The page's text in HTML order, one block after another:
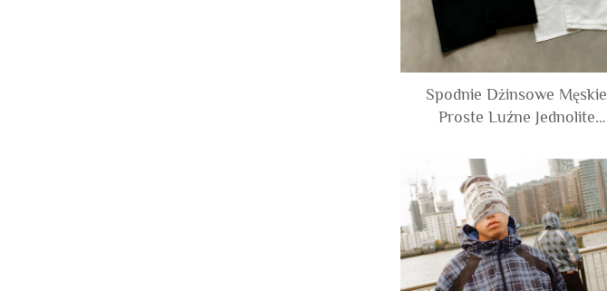
Spodnie Dżinsowe Męskie
Proste Luźne Jednolite
Japońskie Selwedge,
Producent na Wymiar